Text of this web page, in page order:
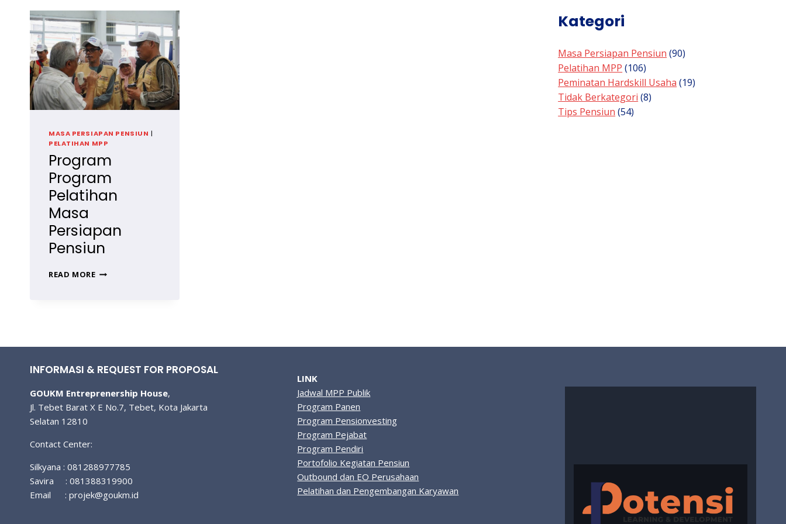
MASA PERSIAPAN PENSIUN |
PELATIHAN MPP
Program
Program
Pelatihan
Masa
Persiapan
Pensiun
READ MOREPROGRAM
Kategori
Masa Persiapan Pensiun (90)
Pelatihan MPP (106)
Peminatan Hardskill Usaha (19)
Tidak Berkategori (8)
Tips Pensiun (54)
INFORMASI & REQUEST FOR PROPOSAL
GOUKM Entreprenership House,
Jl. Tebet Barat X E No.7, Tebet, Kota Jakarta
Selatan 12810
Contact Center:
Silkyana : 081288977785
Savira : 081388319900
Email : projek@goukm.id
LINK
Jadwal MPP Publik
Program Panen
Program Pensionvesting
Program Pejabat
Program Pendiri
Portofolio Kegiatan Pensiun
Outbound dan EO Perusahaan
Pelatihan dan Pengembangan Karyawan